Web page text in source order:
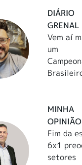
DIÁRIO
GRENAL
Vem aí
um
MINHA
OPINIÃO
Fim da
6x1
setores